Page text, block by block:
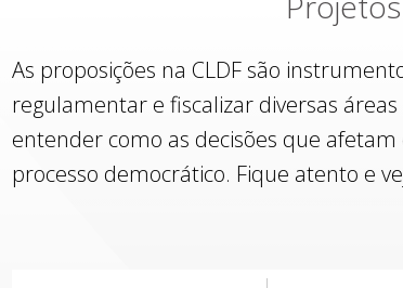
As proposições na CLDF são
regulamentar e fiscalizar diversas
entender como as decisões que
processo democrático. Fique atento e